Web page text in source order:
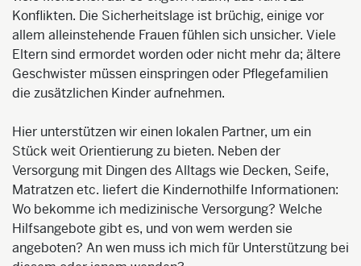
Konflikten. Die Sicherheitslage ist brüchig, einige vor
allem alleinstehende Frauen fühlen sich unsicher. Viele
Eltern sind ermordet worden oder nicht mehr da; ältere
Geschwister müssen einspringen oder Pflegefamilien
die zusätzlichen Kinder aufnehmen.
Hier unterstützen wir einen lokalen Partner, um ein
Stück weit Orientierung zu bieten. Neben der
Versorgung mit Dingen des Alltags wie Decken, Seife,
Matratzen etc. liefert die Kindernothilfe Informationen:
Wo bekomme ich medizinische Versorgung? Welche
Hilfsangebote gibt es, und von wem werden sie
angeboten? An wen muss ich mich für Unterstützung bei